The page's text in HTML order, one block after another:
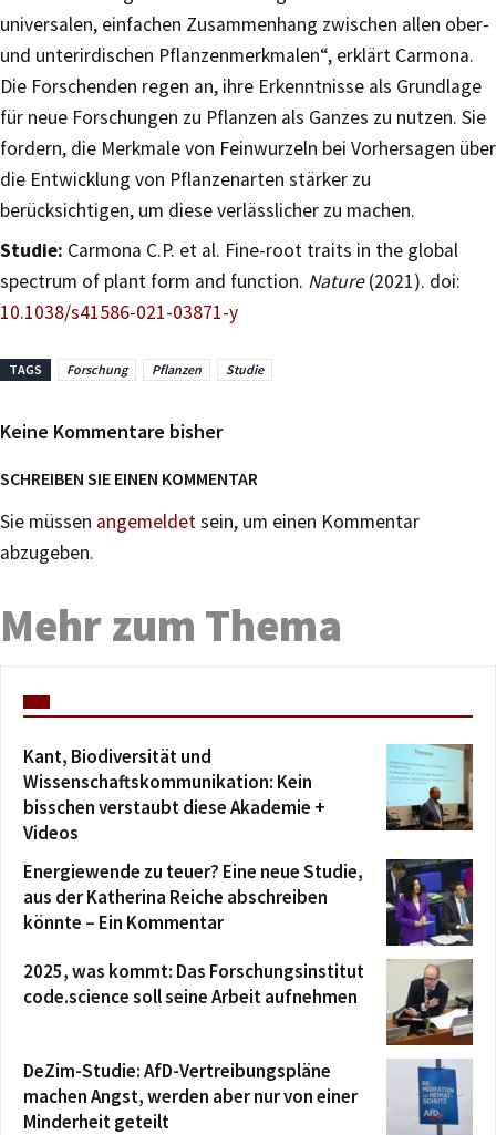
universalen, einfachen Zusammenhang zwischen allen ober-
und unterirdischen Pflanzenmerkmalen“, erklärt Carmona.
Die Forschenden regen an, ihre Erkenntnisse als Grundlage
für neue Forschungen zu Pflanzen als Ganzes zu nutzen. Sie
fordern, die Merkmale von Feinwurzeln bei Vorhersagen über
die Entwicklung von Pflanzenarten stärker zu
berücksichtigen, um diese verlässlicher zu machen.
Studie: Carmona C.P. et al. Fine-root traits in the global
spectrum of plant form and function. Nature(2021). doi:
10.1038/s41586-021-03871-y
TAGS Forschung Pflanzen Studie
Keine Kommentare bisher
SCHREIBEN SIE EINEN KOMMENTAR
Sie müssen angemeldetsein, um einen Kommentar
abzugeben.
Mehr zum Thema
Kant, Biodiversität und
Wissenschaftskommunikation: Kein
bisschen verstaubt diese Akademie +
Videos
Energiewende zu teuer? Eine neue Studie,
aus der Katherina Reiche abschreiben
könnte – Ein Kommentar
2025, was kommt: Das Forschungsinstitut
code.science soll seine Arbeit aufnehmen
DeZim-Studie: AfD-Vertreibungspläne
machen Angst, werden aber nur von einer
Minderheit geteilt